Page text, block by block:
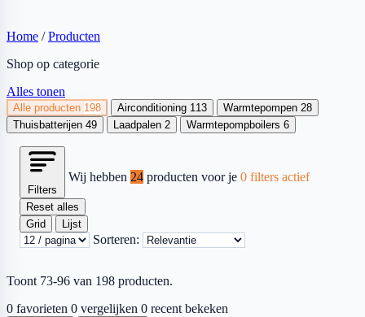
Home / Producten
Shop op categorie
Alles tonen
Alle producten 198 Airconditioning 113 Warmtepompen 28
Thuisbatterijen 49 Laadpalen 2 Warmtepompboilers 6
Filters
Wij hebben 24 producten voor je 0 filters actief
Reset alles
Grid
Lijst
Sorteren:
Toont 73-96 van 198 producten.
0 favorieten 0 vergelijken 0 recent bekeken